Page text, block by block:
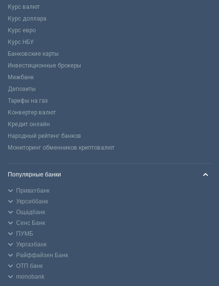
Курс валют
Курс доллара
Курс евро
Курс НБУ
Банковские карты
Инвестиционные брокеры
Межбанк
Депозиты
Тарифы на газ
Конвертер валют
Кредит онлайн
Народный рейтинг банков
Мониторинг обменников криптовалют
Популярные банки
Приватбанк
Укрсиббанк
Ощадбанк
Сенс Банк
ПУМБ
Укргазбанк
Райффайзен Банк
ОТП банк
monobank